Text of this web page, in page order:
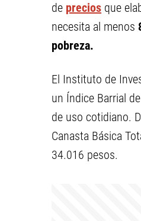
de precios que
necesita al menos
pobreza.
El Instituto de
un Índice Barrial
de uso cotidiano.
Canasta Básica
34.016 pesos.